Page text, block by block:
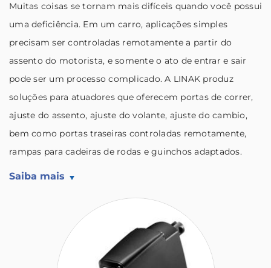
Muitas coisas se tornam mais difíceis quando você possui
uma deficiência. Em um carro, aplicações simples
precisam ser controladas remotamente a partir do
assento do motorista, e somente o ato de entrar e sair
pode ser um processo complicado. A LINAK produz
soluções para atuadores que oferecem portas de correr,
ajuste do assento, ajuste do volante, ajuste do cambio,
bem como portas traseiras controladas remotamente,
rampas para cadeiras de rodas e guinchos adaptados.
Saiba mais